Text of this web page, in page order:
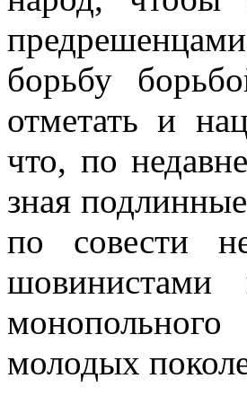
борьбу
отметать и
что, по
зная
по совести
шовинистами
молодых